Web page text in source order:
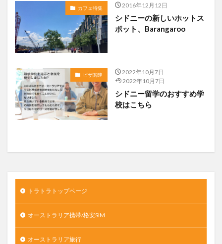
カフェ特集 2016年12月12日
シドニーの新しいホットス
ポット、Barangaroo
ビザ関連
2022年10月7日
2022年10月7日
シドニー留学のおすすめ学
校はこちら
トラトラトップページ
オーストラリア携帯/格安SIM
オーストラリア旅行